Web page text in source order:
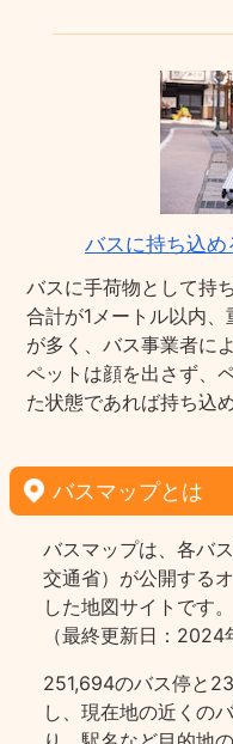
バスに持ち込
バスに手荷物として持
合計が1メートル以内
が多く、バス事業者に
ペットは顔を出さず、
た状態であれば持ち込
バスマップとは
バスマップは、各バ
交通省）が公開する
した地図サイトです。
（最終更新日：2024
251,694のバス停と
し、現在地の近くの